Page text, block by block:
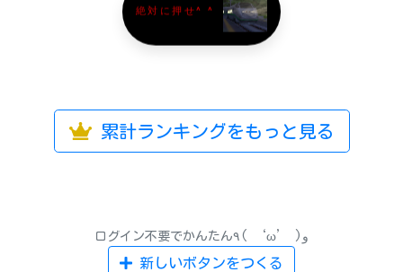
絶対に押せ^ ^
累計ランキングをもっと見る
ログイン不要でかんたん٩( ‘ω’ )و
新しいボタンをつくる